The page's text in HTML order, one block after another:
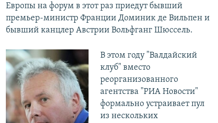
Европы на форум в этот раз приедут бывший
премьер-министр Франции Доминик де Вильпен и
бывший канцлер Австрии Вольфганг Шюссель.
В этом году "Валдайский
клуб" вместо
реорганизованного
агентства "РИА Новости"
формально устраивает пул
из нескольких